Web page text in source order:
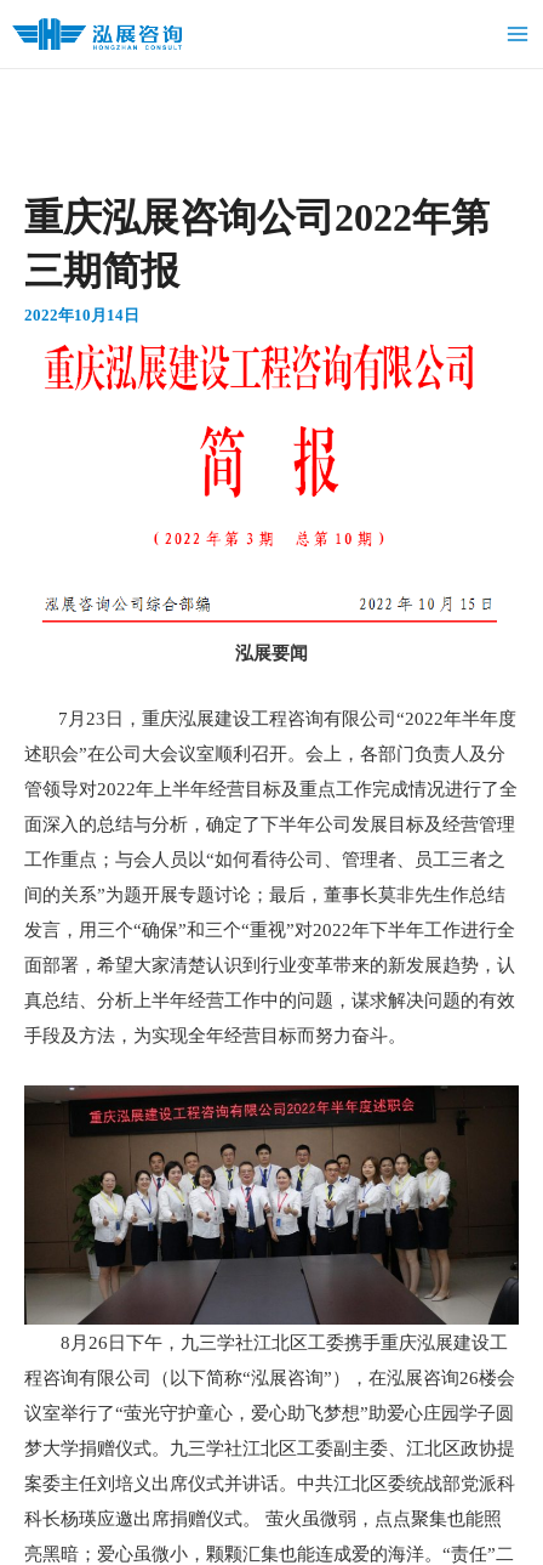
重庆泓展咨询公司2022年第
三期简报
2022年10月14日
泓展要闻
7月23日，重庆泓展建设工程咨询有限公司“2022年半年度
述职会”在公司大会议室顺利召开。会上，各部门负责人及分
管领导对2022年上半年经营目标及重点工作完成情况进行了全
面深入的总结与分析，确定了下半年公司发展目标及经营管理
工作重点；与会人员以“如何看待公司、管理者、员工三者之
间的关系”为题开展专题讨论；最后，董事长莫非先生作总结
发言，用三个“确保”和三个“重视”对2022年下半年工作进行全
面部署，希望大家清楚认识到行业变革带来的新发展趋势，认
真总结、分析上半年经营工作中的问题，谋求解决问题的有效
手段及方法，为实现全年经营目标而努力奋斗。
8月26日下午，九三学社江北区工委携手重庆泓展建设工
程咨询有限公司（以下简称“泓展咨询”），在泓展咨询26楼会
议室举行了“萤光守护童心，爱心助飞梦想”助爱心庄园学子圆
梦大学捐赠仪式。九三学社江北区工委副主委、江北区政协提
案委主任刘培义出席仪式并讲话。中共江北区委统战部党派科
科长杨瑛应邀出席捐赠仪式。 萤火虽微弱，点点聚集也能照
亮黑暗；爱心虽微小，颗颗汇集也能连成爱的海洋。“责任”二